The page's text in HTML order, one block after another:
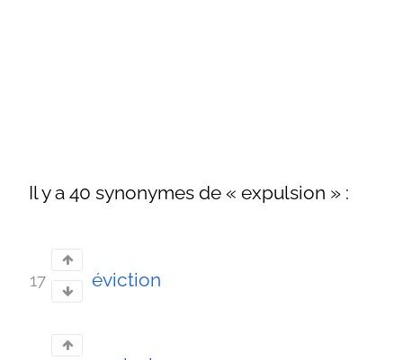
Il y a 40 synonymes de « expulsion » :
17 éviction